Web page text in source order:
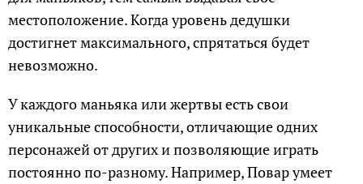
местоположение. Когда уровень дедушки
достигнет максимального, спрятаться будет
невозможно.
У каждого маньяка или жертвы есть свои
уникальные способности, отличающие одних
персонажей от других и позволяющие играть
постоянно по-разному. Например, Повар умеет